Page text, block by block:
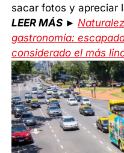
sacar fotos y apreciar
LEER MÁS ►
gastronomía:
considerado el más